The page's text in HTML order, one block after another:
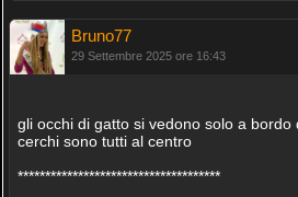
Bruno77
29 Settembre 2025 ore 16:43
gli occhi di gatto si vedono solo a bordo
cerchi sono tutti al centro
*************************************